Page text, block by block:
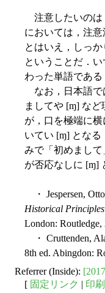
注意したいのは
においては，注
とはいえ，しっ
ということだ．い
わった単語である
なお，日本語で
ましてや [ɱ] など
が，口を極端に
いてい [ɱ] となる
みで「初めまし
が否応なしに [ɱ]
・ Jespersen,
Historical Principles
London: Routledge,
・ Cruttenden,
8th ed. Abingdon:
Referrer (Inside):
[ 固定リンク | 印